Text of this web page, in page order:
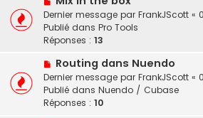
g
e
u
m
e
s
a
g
e
o
u
v
a
u
m
e
Dernier message par FrankJScott «
Publié dans Pro Tools
Réponses : 13
N
o
u
v
Routing dans Nuendo
Dernier message par FrankJScott «
Publié dans Nuendo / Cubase
Réponses : 10